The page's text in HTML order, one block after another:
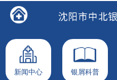
新闻中心 银屑科普